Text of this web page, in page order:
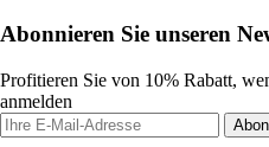
Abonnieren Sie unseren
Profitieren Sie von 10% Rabatt,
anmelden